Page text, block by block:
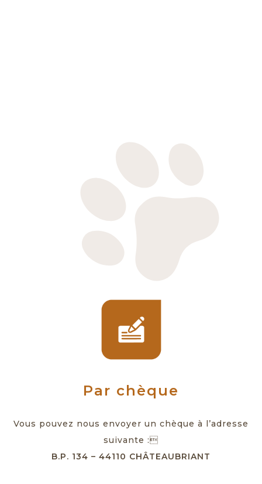
Par chèque
Vous pouvez nous envoyer un chèque à l’adresse
suivante :
B.P. 134 – 44110 CHÂTEAUBRIANT